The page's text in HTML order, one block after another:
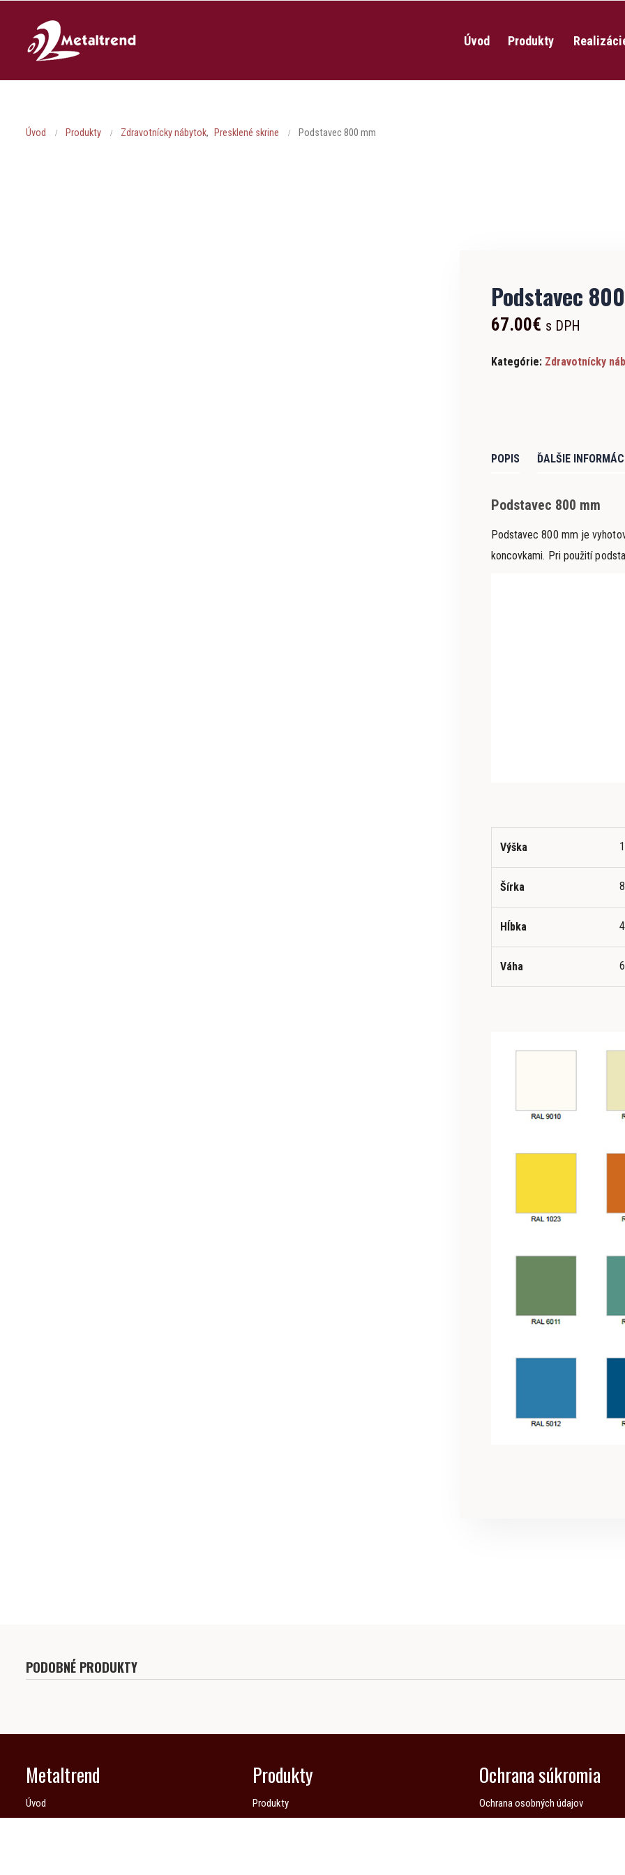
Úvod Produkty
Úvod Produkty Zdravotnícky nábytok, Presklené skrine Podstavec 800 mm
Podstavec
67.00€ s DPH
Kategórie: Zdravotnícky
POPIS ĎALŠIE
Podstavec 800 mm
Podstavec 800 mm je
koncovkami. Pri použití
Výška
Šírka
Hĺbka
Váha
PODOBNÉ PRODUKTY
Metaltrend
Úvod
Produkty
Produkty
Ochrana súkromia
Ochrana osobných údajov